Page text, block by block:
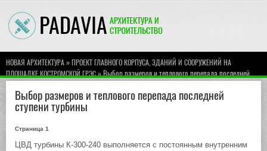
НОВАЯ АРХИТЕКТУРА»ПРОЕКТ ГЛАВНОГО КОРПУСА, ЗДАНИЙ И СООРУЖЕНИЙ НА
ПЛОЩАДКЕ КОСТРОМСКОЙ ГРЭС» Выбор размеров и теплового перепада последней
Выбор размеров и теплового перепада последней
ступени турбины
Страница 1
ЦВД турбины К-300-240 выполняется с постоянным внутренним